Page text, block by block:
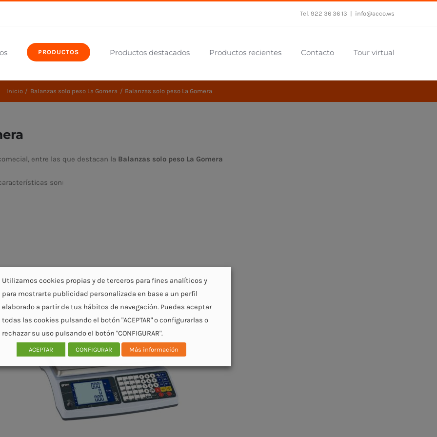
Tel. 922 36 36 13 info@acco.ws
PRODUCTOS Productos destacados Productos recientes Contacto Tour virtual
Inicio Balanzas solo peso La Gomera Balanzas solo peso La Gomera
entre las que destacan la Balanzas solo peso La Gomera
son:
Utilizamos cookies propias y de terceros para fines analíticos y
para mostrarte publicidad personalizada en base a un perfil
elaborado a partir de tus hábitos de navegación. Puedes aceptar
todas las cookies pulsando el botón "ACEPTAR" o configurarlas o
rechazar su uso pulsando el botón "CONFIGURAR".
ACEPTAR CONFIGURAR Más información